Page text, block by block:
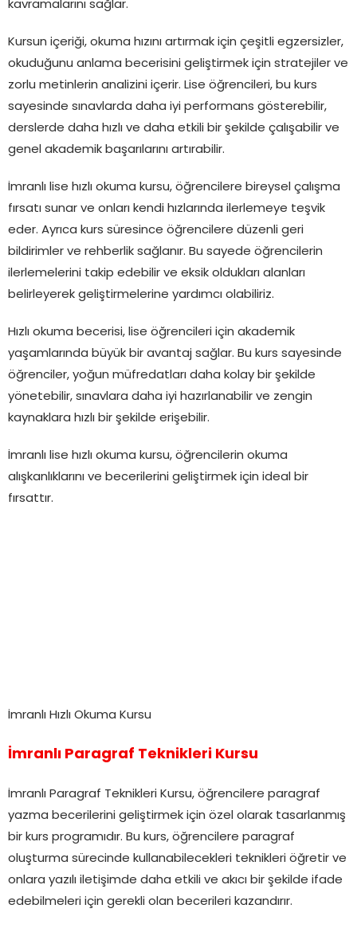
kavramalarını sağlar.
Kursun içeriği, okuma hızını artırmak için çeşitli egzersizler,
okuduğunu anlama becerisini geliştirmek için stratejiler ve
zorlu metinlerin analizini içerir. Lise öğrencileri, bu kurs
sayesinde sınavlarda daha iyi performans gösterebilir,
derslerde daha hızlı ve daha etkili bir şekilde çalışabilir ve
genel akademik başarılarını artırabilir.
İmranlı lise hızlı okuma kursu, öğrencilere bireysel çalışma
fırsatı sunar ve onları kendi hızlarında ilerlemeye teşvik
eder. Ayrıca kurs süresince öğrencilere düzenli geri
bildirimler ve rehberlik sağlanır. Bu sayede öğrencilerin
ilerlemelerini takip edebilir ve eksik oldukları alanları
belirleyerek geliştirmelerine yardımcı olabiliriz.
Hızlı okuma becerisi, lise öğrencileri için akademik
yaşamlarında büyük bir avantaj sağlar. Bu kurs sayesinde
öğrenciler, yoğun müfredatları daha kolay bir şekilde
yönetebilir, sınavlara daha iyi hazırlanabilir ve zengin
kaynaklara hızlı bir şekilde erişebilir.
İmranlı lise hızlı okuma kursu, öğrencilerin okuma
alışkanlıklarını ve becerilerini geliştirmek için ideal bir
fırsattır.
İmranlı Hızlı Okuma Kursu
İmranlı Paragraf Teknikleri Kursu
İmranlı Paragraf Teknikleri Kursu, öğrencilere paragraf
yazma becerilerini geliştirmek için özel olarak tasarlanmış
bir kurs programıdır. Bu kurs, öğrencilere paragraf
oluşturma sürecinde kullanabilecekleri teknikleri öğretir ve
onlara yazılı iletişimde daha etkili ve akıcı bir şekilde ifade
edebilmeleri için gerekli olan becerileri kazandırır.